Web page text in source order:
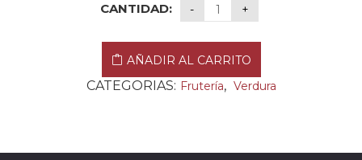
CANTIDAD:
AÑADIR AL CARRITO
CATEGORIAS: Frutería, Verdura